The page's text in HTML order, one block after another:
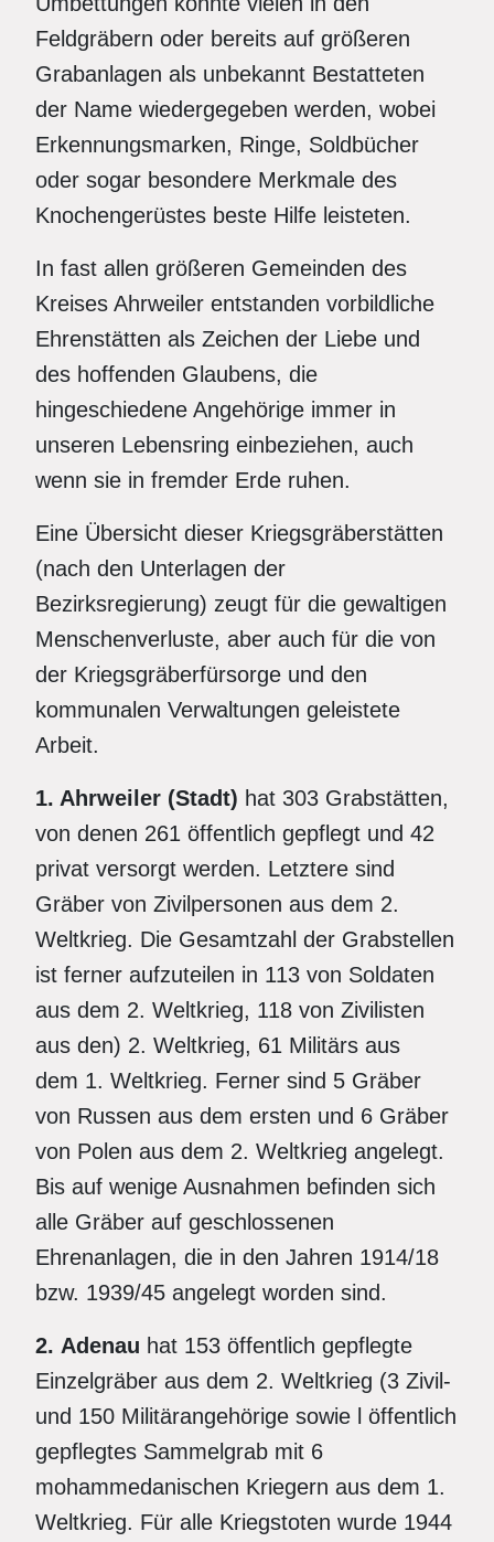
Feldgräbern oder bereits auf größeren
Grabanlagen als unbekannt Bestatteten
der Name wiedergegeben werden, wobei
Erkennungsmarken, Ringe, Soldbücher
oder sogar besondere Merkmale des
Knochengerüstes beste Hilfe leisteten.
In fast allen größeren Gemeinden des
Kreises Ahrweiler entstanden vorbildliche
Ehrenstätten als Zeichen der Liebe und
des hoffenden Glaubens, die
hingeschiedene Angehörige immer in
unseren Lebensring einbeziehen, auch
wenn sie in fremder Erde ruhen.
Eine Übersicht dieser Kriegsgräberstätten
(nach den Unterlagen der
Bezirksregierung) zeugt für die gewaltigen
Menschenverluste, aber auch für die von
der Kriegsgräberfürsorge und den
kommunalen Verwaltungen geleistete
Arbeit.
1. Ahrweiler (Stadt) hat 303 Grabstätten,
von denen 261 öffentlich gepflegt und 42
privat versorgt werden. Letztere sind
Gräber von Zivilpersonen aus dem 2.
Weltkrieg. Die Gesamtzahl der Grabstellen
ist ferner aufzuteilen in 113 von Soldaten
aus dem 2. Weltkrieg, 118 von Zivilisten
aus den) 2. Weltkrieg, 61 Militärs aus
dem 1. Weltkrieg. Ferner sind 5 Gräber
von Russen aus dem ersten und 6 Gräber
von Polen aus dem 2. Weltkrieg angelegt.
Bis auf wenige Ausnahmen befinden sich
alle Gräber auf geschlossenen
Ehrenanlagen, die in den Jahren 1914/18
bzw. 1939/45 angelegt worden sind.
2. Adenau hat 153 öffentlich gepflegte
Einzelgräber aus dem 2. Weltkrieg (3 Zivil-
und 150 Militärangehörige sowie l öffentlich
gepflegtes Sammelgrab mit 6
mohammedanischen Kriegern aus dem 1.
Weltkrieg. Für alle Kriegstoten wurde 1944